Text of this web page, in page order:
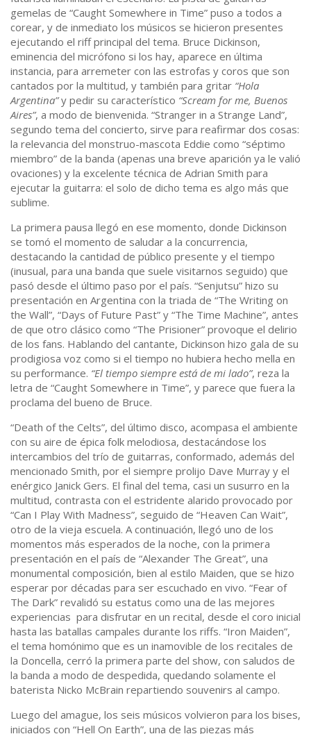
gemelas de “Caught Somewhere in Time” puso a todos a
corear, y de inmediato los músicos se hicieron presentes
ejecutando el riff principal del tema. Bruce Dickinson,
eminencia del micrófono si los hay, aparece en última
instancia, para arremeter con las estrofas y coros que son
cantados por la multitud, y también para gritar “Hola
Argentina”y pedir su característico “Scream for me, Buenos
Aires”, a modo de bienvenida. “Stranger in a Strange Land”,
segundo tema del concierto, sirve para reafirmar dos cosas:
la relevancia del monstruo-mascota Eddie como “séptimo
miembro” de la banda (apenas una breve aparición ya le valió
ovaciones) y la excelente técnica de Adrian Smith para
ejecutar la guitarra: el solo de dicho tema es algo más que
sublime.
La primera pausa llegó en ese momento, donde Dickinson
se tomó el momento de saludar a la concurrencia,
destacando la cantidad de público presente y el tiempo
(inusual, para una banda que suele visitarnos seguido) que
pasó desde el último paso por el país. “Senjutsu” hizo su
presentación en Argentina con la triada de “The Writing on
the Wall”, “Days of Future Past” y “The Time Machine”, antes
de que otro clásico como “The Prisioner” provoque el delirio
de los fans. Hablando del cantante, Dickinson hizo gala de su
prodigiosa voz como si el tiempo no hubiera hecho mella en
su performance. “El tiempo siempre está de mi lado”, reza la
letra de “Caught Somewhere in Time”, y parece que fuera la
proclama del bueno de Bruce.
“Death of the Celts”, del último disco, acompasa el ambiente
con su aire de épica folk melodiosa, destacándose los
intercambios del trío de guitarras, conformado, además del
mencionado Smith, por el siempre prolijo Dave Murray y el
enérgico Janick Gers. El final del tema, casi un susurro en la
multitud, contrasta con el estridente alarido provocado por
“Can I Play With Madness”, seguido de “Heaven Can Wait”,
otro de la vieja escuela. A continuación, llegó uno de los
momentos más esperados de la noche, con la primera
presentación en el país de “Alexander The Great”, una
monumental composición, bien al estilo Maiden, que se hizo
esperar por décadas para ser escuchado en vivo. “Fear of
The Dark” revalidó su estatus como una de las mejores
experiencias para disfrutar en un recital, desde el coro inicial
hasta las batallas campales durante los riffs. “Iron Maiden”,
el tema homónimo que es un inamovible de los recitales de
la Doncella, cerró la primera parte del show, con saludos de
la banda a modo de despedida, quedando solamente el
baterista Nicko McBrain repartiendo souvenirs al campo.
Luego del amague, los seis músicos volvieron para los bises,
iniciados con “Hell On Earth”, una de las piezas más